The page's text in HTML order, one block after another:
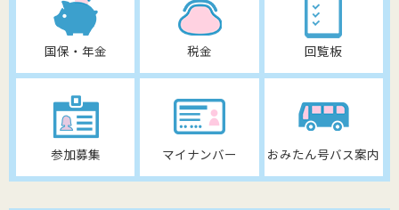
国保・年金 税金 回覧板
参加募集 マイナンバー おみたん号バス案内